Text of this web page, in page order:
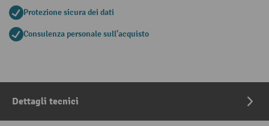
Protezione sicura dei dati
Consulenza personale sull'acquisto
Dettagli tecnici